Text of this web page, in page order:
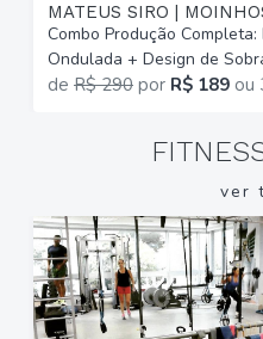
MATEUS SIRO |
Combo Produção
Ondulada + Design de
de R$ 290 por R$ 189 ou
ver